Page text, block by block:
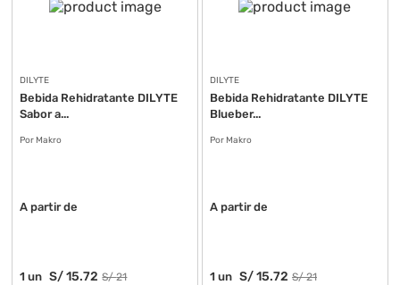
DILYTE
Bebida Rehidratante DILYTE
Sabor a...
Por Makro
A partir de
1un S/15.72 S/21
DILYTE
Bebida Rehidratante DILYTE
Blueber...
Por Makro
A partir de
1 un S/15.72 S/21